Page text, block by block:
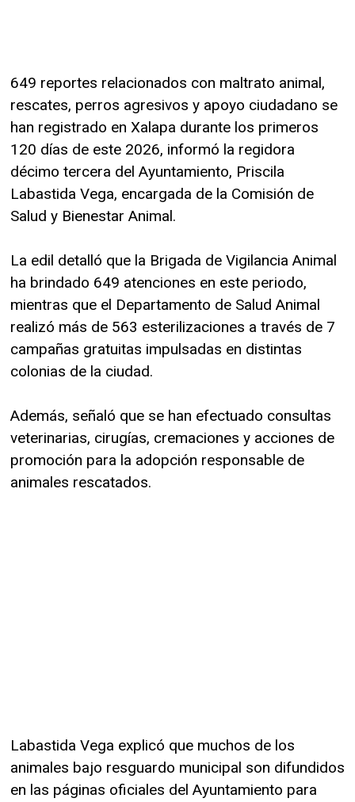
649 reportes relacionados con maltrato animal,
rescates, perros agresivos y apoyo ciudadano se
han registrado en Xalapa durante los primeros
120 días de este 2026, informó la regidora
décimo tercera del Ayuntamiento, Priscila
Labastida Vega, encargada de la Comisión de
Salud y Bienestar Animal.
La edil detalló que la Brigada de Vigilancia Animal
ha brindado 649 atenciones en este periodo,
mientras que el Departamento de Salud Animal
realizó más de 563 esterilizaciones a través de 7
campañas gratuitas impulsadas en distintas
colonias de la ciudad.
Además, señaló que se han efectuado consultas
veterinarias, cirugías, cremaciones y acciones de
promoción para la adopción responsable de
animales rescatados.
Labastida Vega explicó que muchos de los
animales bajo resguardo municipal son difundidos
en las páginas oficiales del Ayuntamiento para